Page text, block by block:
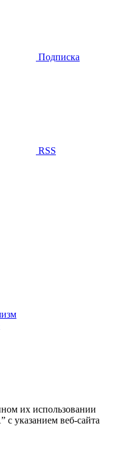
Подписка
RSS
их использовании
указанием веб-сайта